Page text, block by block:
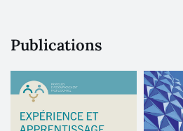
Publications